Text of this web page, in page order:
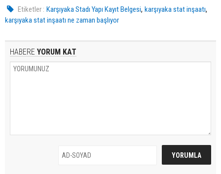
Etiketler : Karşıyaka Stadı Yapı Kayıt Belgesi,karşıyaka stat inşaatı,
karşıyaka stat inşaatı ne zaman başlıyor
HABERE YORUM KAT